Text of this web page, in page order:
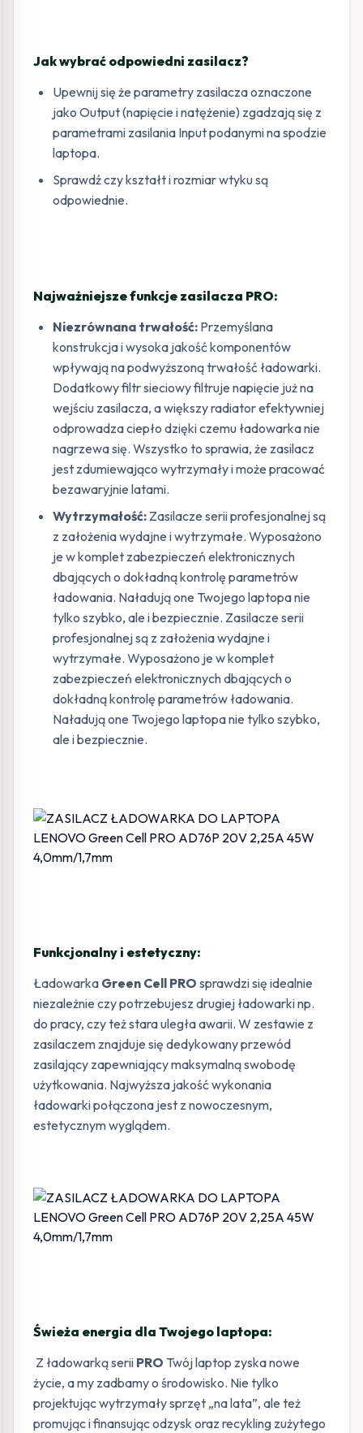
Jak wybrać odpowiedni zasilacz?
Upewnij się że parametry zasilacza oznaczone
jako Output (napięcie i natężenie) zgadzają się z
parametrami zasilania Input podanymi na spodzie
laptopa.
Sprawdź czy kształt i rozmiar wtyku są
odpowiednie.
Najważniejsze funkcje zasilacza PRO:
Niezrównana trwałość: Przemyślana
konstrukcja i wysoka jakość komponentów
wpływają na podwyższoną trwałość ładowarki.
Dodatkowy filtr sieciowy filtruje napięcie już na
wejściu zasilacza, a większy radiator efektywniej
odprowadza ciepło dzięki czemu ładowarka nie
nagrzewa się. Wszystko to sprawia, że zasilacz
jest zdumiewająco wytrzymały i może pracować
bezawaryjnie latami.
Wytrzymałość: Zasilacze serii profesjonalnej są
z założenia wydajne i wytrzymałe. Wyposażono
je w komplet zabezpieczeń elektronicznych
dbających o dokładną kontrolę parametrów
ładowania. Naładują one Twojego laptopa nie
tylko szybko, ale i bezpiecznie. Zasilacze serii
profesjonalnej są z założenia wydajne i
wytrzymałe. Wyposażono je w komplet
zabezpieczeń elektronicznych dbających o
dokładną kontrolę parametrów ładowania.
Naładują one Twojego laptopa nie tylko szybko,
ale i bezpiecznie.
Funkcjonalny i estetyczny:
Ładowarka Green Cell PRO sprawdzi się idealnie
niezależnie czy potrzebujesz drugiej ładowarki np.
do pracy, czy też stara uległa awarii. W zestawie z
zasilaczem znajduje się dedykowany przewód
zasilający zapewniający maksymalną swobodę
użytkowania. Najwyższa jakość wykonania
ładowarki połączona jest z nowoczesnym,
estetycznym wyglądem.
Świeża energia dla Twojego laptopa:
Z ładowarką serii PRO Twój laptop zyska nowe
życie, a my zadbamy o środowisko. Nie tylko
projektując wytrzymały sprzęt „na lata”, ale też
promując i finansując odzysk oraz recykling zużytego